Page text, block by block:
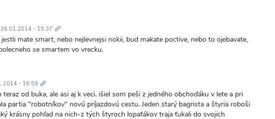
26.01.2014 - 15:37 odkaz
mate smart, nebo nejlevnejsi nokii, bud makate poctive, nebo to ojebavate,
se smartem vo vrecku.
- 16:59 odkaz
od buka, ale asi aj k veci. išiel som peši z jedného obchoďáku v lete a pri
partia "robotníkov" novú príjazdovú cestu. Jeden starý bagrista a štyria roboši
krásny pohľad na nich-z tých štyroch lopaťákov traja ťukali do svojich